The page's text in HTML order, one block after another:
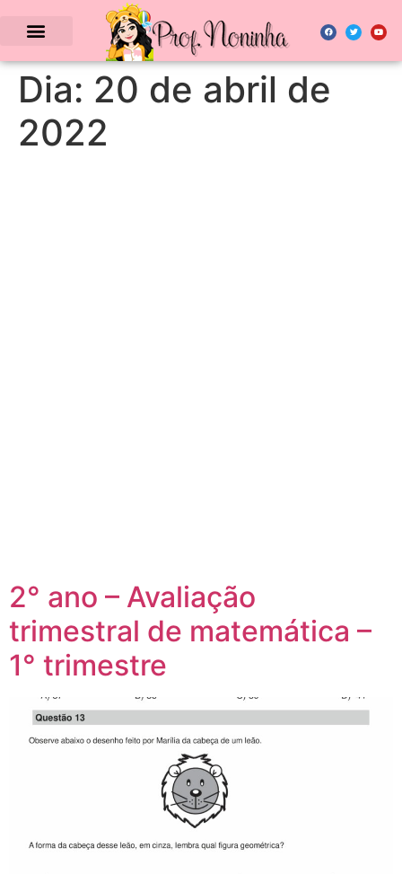
Dia: 20 de abril de
2022
2° ano – Avaliação
trimestral de matemática –
1° trimestre